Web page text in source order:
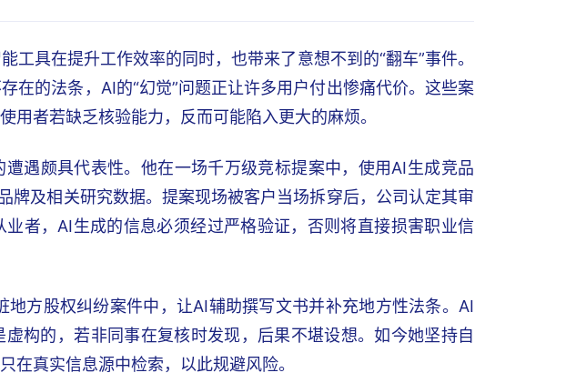
工具在提升工作效率的同时，也带来了意想不到的“翻车”事件。
在的法条，AI的“幻觉”问题正让许多用户付出惨痛代价。这些案
用者若缺乏核验能力，反而可能陷入更大的麻烦。
遇颇具代表性。他在一场千万级竞标提案中，使用AI生成竞品
牌及相关研究数据。提案现场被客户当场拆穿后，公司认定其审
者，AI生成的信息必须经过严格验证，否则将直接损害职业信
方股权纠纷案件中，让AI辅助撰写文书并补充地方性法条。AI
构的，若非同事在复核时发现，后果不堪设想。如今她坚持自
在真实信息源中检索，以此规避风险。